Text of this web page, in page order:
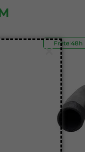
Outlet
Frete 48h